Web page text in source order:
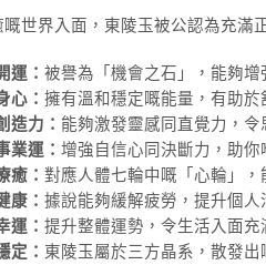
世界入面，東陵玉被公認為充滿
運： 被譽為「機會之石」，能夠
心： 擁有溫和穩定嘅能量，有助
造力： 能夠激發靈感同直覺力，
業運： 增強自信心同決斷力，助
癒： 對應人體七輪中嘅「心輪」
康： 據說能夠緩解疲勞，提升個
運： 提升整體運勢，令生活入面充
定： 東陵玉屬於三方晶系，散發